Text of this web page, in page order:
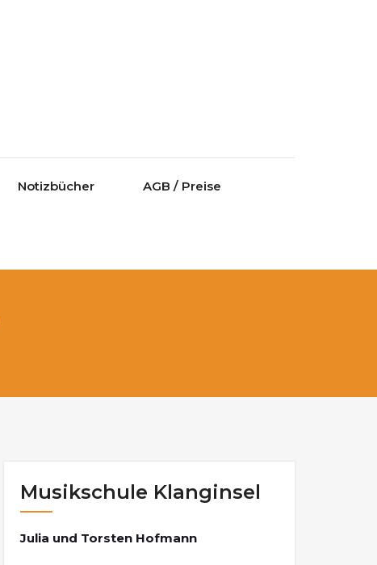
Notizbücher AGB / Preise
Musikschule Klanginsel
Julia und Torsten Hofmann